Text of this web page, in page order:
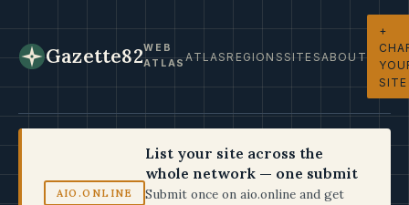
Gazette82WEB
ATLASATLASREGIONSSITESABOUT
+
SITE
AIO.ONLINE
List your site across the
whole network — one submit
Submit once on aio.online and get